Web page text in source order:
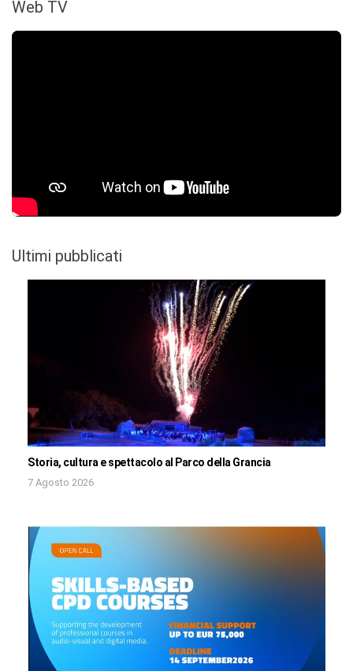
Web TV
Ultimi pubblicati
Storia, cultura e spettacolo al Parco della Grancia
7 Agosto 2026